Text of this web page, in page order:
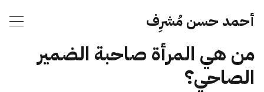
أحمد حسن مُشرِف
من هي المرأة صاحبة الضمير
الصاحي؟